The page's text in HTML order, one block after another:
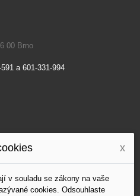
00 Brno
a 601-331-994
x
v souladu se zákony na vaše
cookies. Odsouhlaste